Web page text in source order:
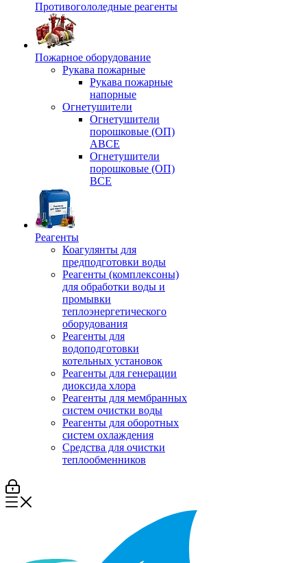
Противогололедные реагенты
Пожарное оборудование
Рукава пожарные
Рукава пожарные
напорные
Огнетушители
Огнетушители
порошковые (ОП)
АВСЕ
Огнетушители
порошковые (ОП)
ВСЕ
Реагенты
Коагулянты для
предподготовки воды
Реагенты (комплексоны)
для обработки воды и
промывки
теплоэнергетического
оборудования
Реагенты для
водоподготовки
котельных установок
Реагенты для генерации
диоксида хлора
Реагенты для мембранных
систем очистки воды
Реагенты для оборотных
систем охлаждения
Средства для очистки
теплообменников